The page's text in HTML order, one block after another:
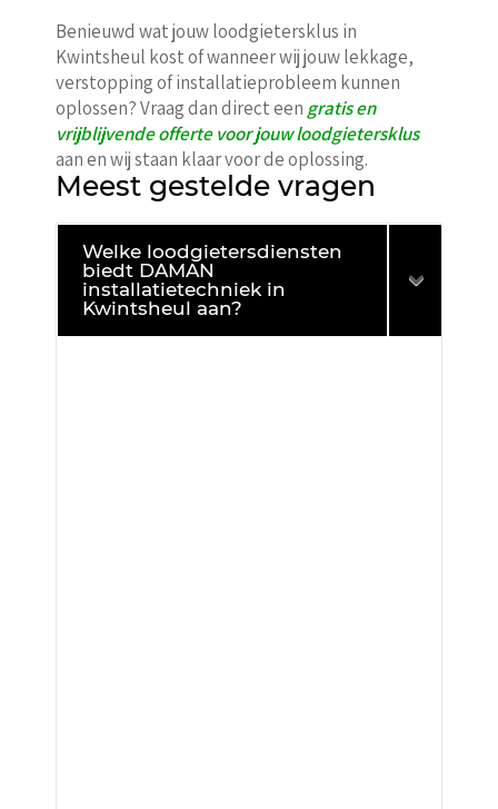
Benieuwd wat jouw loodgietersklus in
Kwintsheul kost of wanneer wij jouw lekkage,
verstopping of installatieprobleem kunnen
oplossen? Vraag dan direct een gratis en
vrijblijvende offerte voor jouw loodgietersklus
aan en wij staan klaar voor de oplossing.
Meest gestelde vragen
Welke loodgietersdiensten
biedt DAMAN
installatietechniek in
Kwintsheul aan?